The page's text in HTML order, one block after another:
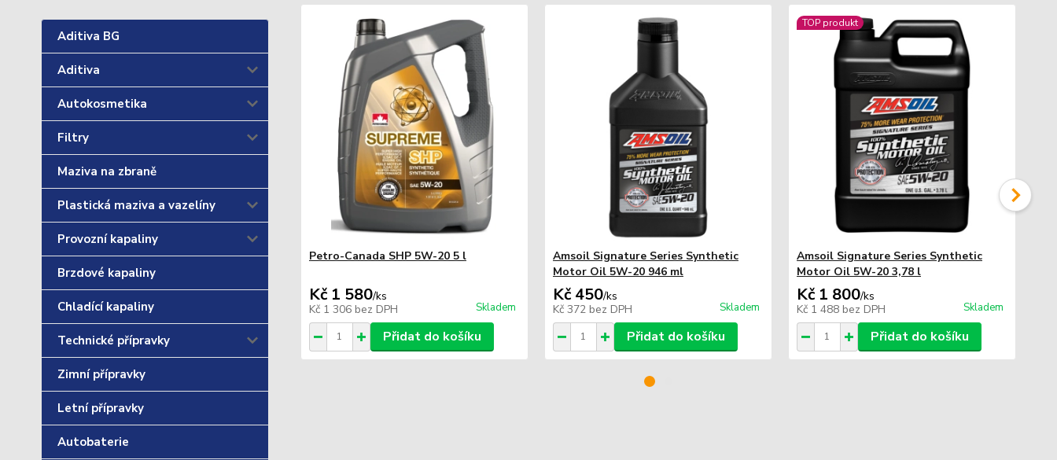
Aditiva BG
Aditiva
Autokosmetika
Filtry
Maziva na zbraně
Plastická maziva a vazelíny
Provozní kapaliny
Brzdové kapaliny
Chladící kapaliny
Technické přípravky
Zimní přípravky
Letní přípravky
Autobaterie
Petro-Canada SHP 5W-20 5 l
Kč 1 580/ks
Kč 1 306 bez DPH Skladem
Přidat do košíku
Amsoil Signature Series Synthetic
Motor Oil 5W-20 946 ml
Kč 450/ks
Kč 372 bez DPH Skladem
Přidat do košíku
TOP produkt
Amsoil Signature Series Synthetic
Motor Oil 5W-20 3,78 l
Kč 1 800/ks
Kč 1 488 bez DPH Skladem
Přidat do košíku